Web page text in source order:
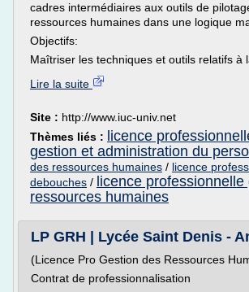
cadres intermédiaires aux outils de
ressources humaines dans une logique
Objectifs:
Maîtriser les techniques et outils relatifs à
Lire la suite
Site : http://www.iuc-univ.net
Thèmes liés :
licence
gestion et administration du
des ressources humaines / licence
debouches / licence
ressources humaines
LP GRH | Lycée Saint Denis -
(Licence Pro Gestion des Ressources
Contrat de professionnalisation